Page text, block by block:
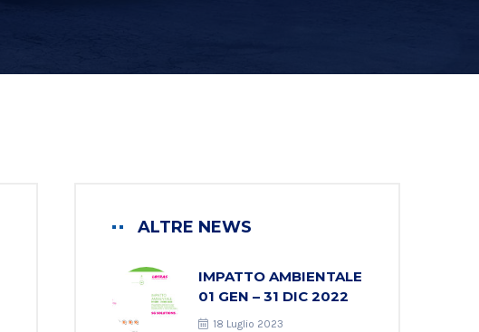
ALTRE NEWS
IMPATTO AMBIENTALE
01 GEN – 31 DIC 2022
18 Luglio 2023